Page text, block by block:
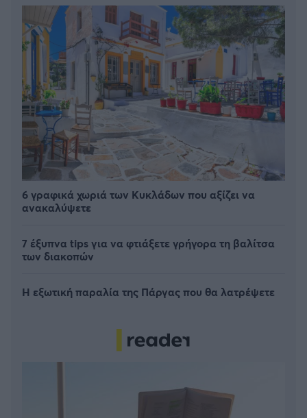
6 γραφικά χωριά των Κυκλάδων που αξίζει να
ανακαλύψετε
7 έξυπνα tips για να φτιάξετε γρήγορα τη βαλίτσα
των διακοπών
Η εξωτική παραλία της Πάργας που θα λατρέψετε